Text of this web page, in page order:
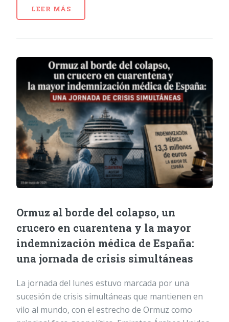
LEER MÁS
Ormuz al borde del colapso, un
crucero en cuarentena y la mayor
indemnización médica de España:
una jornada de crisis simultáneas
La jornada del lunes estuvo marcada por una
sucesión de crisis simultáneas que mantienen en
vilo al mundo, con el estrecho de Ormuz como